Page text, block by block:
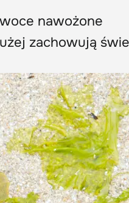
nawożone
zachowują